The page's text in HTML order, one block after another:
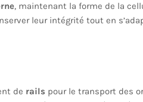
, maintenant la forme de la
leur intégrité tout en
de rails pour le transport des